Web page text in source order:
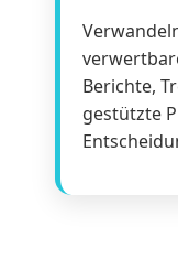
Berichte,
gestützte